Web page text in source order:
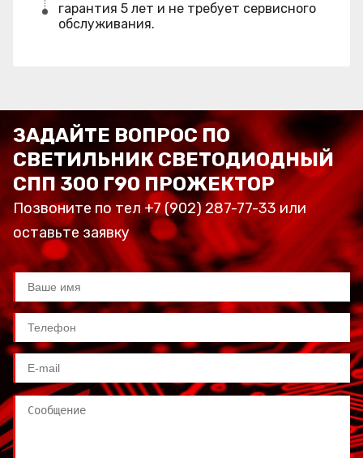
гарантия 5 лет и не требует сервисного
обслуживания.
ЗАДАЙТЕ ВОПРОС ПО
СВЕТИЛЬНИК СВЕТОДИОДНЫЙ
СПП 300 Г90 ПРОЖЕКТОР
Позвоните по тел +7 (902) 287-77-33 или
оставьте заявку